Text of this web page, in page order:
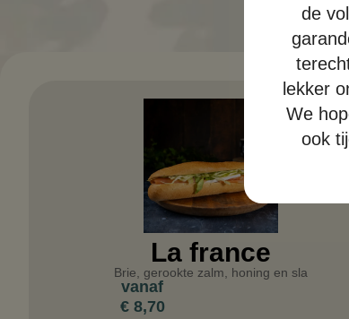
La france
Brie, gerookte zalm, honing en sla
vanaf
€8,70
de
lekker
We
ook